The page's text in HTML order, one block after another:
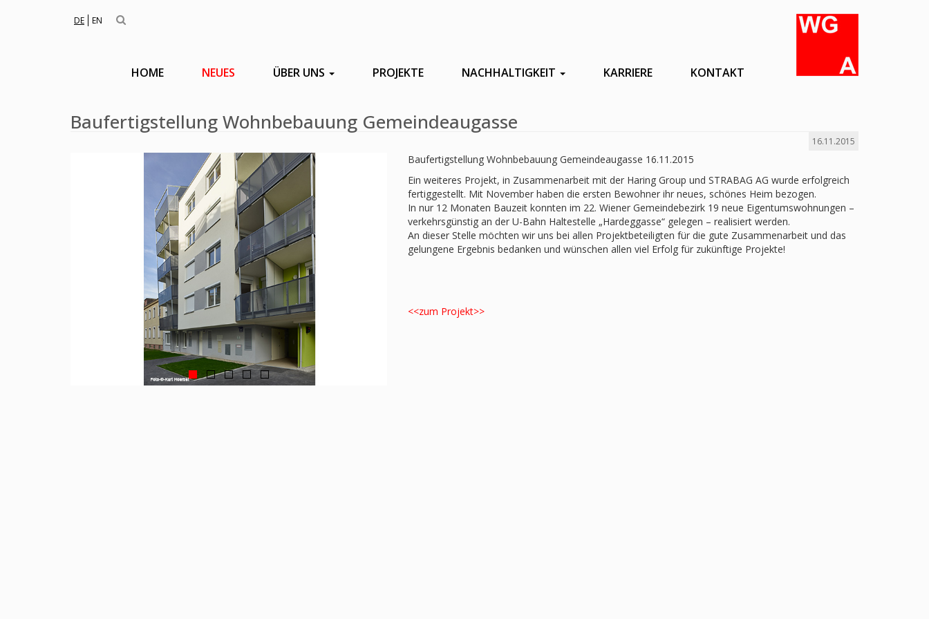
DE EN
HOME NEUES ÜBER UNS PROJEKTE NACHHALTIGKEIT KARRIERE KONTAKT
Baufertigstellung Wohnbebauung Gemeindeaugasse
16.11.2015
Baufertigstellung Wohnbebauung Gemeindeaugasse 16.11.2015
Ein weiteres Projekt, in Zusammenarbeit mit der Haring Group und STRABAG AG wurde erfolgreich
fertiggestellt. Mit November haben die ersten Bewohner ihr neues, schönes Heim bezogen.
In nur 12 Monaten Bauzeit konnten im 22. Wiener Gemeindebezirk 19 neue Eigentumswohnungen –
verkehrsgünstig an der U-Bahn Haltestelle „Hardeggasse“ gelegen – realisiert werden.
An dieser Stelle möchten wir uns bei allen Projektbeteiligten für die gute Zusammenarbeit und das
gelungene Ergebnis bedanken und wünschen allen viel Erfolg für zukünftige Projekte!
<<zum Projekt>>